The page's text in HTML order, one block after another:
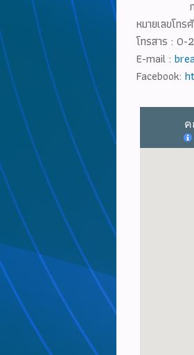
กรุงเ
หมายเลขโท
โทรสาร : 0-
E-mail :
Facebook: